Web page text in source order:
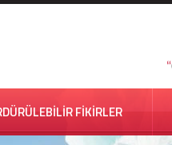
FİKİRLER